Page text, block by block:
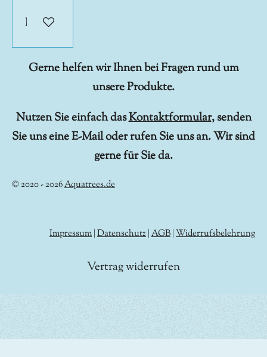
In den Warenkorb
Gerne helfen wir Ihnen bei Fragen rund um
unsere Produkte.
Nutzen Sie einfach dasKontaktformular, senden
Sie uns eine E-Mail oder rufen Sie uns an. Wir sind
gerne für Sie da.
© 2020 - 2026Aquatrees.de
Impressum Datenschutz AGB Widerrufsbelehrung
Vertrag widerrufen